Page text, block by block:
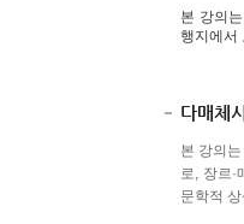
본 강의
행지에서
다매체
본 강의
로, 장르
문학적